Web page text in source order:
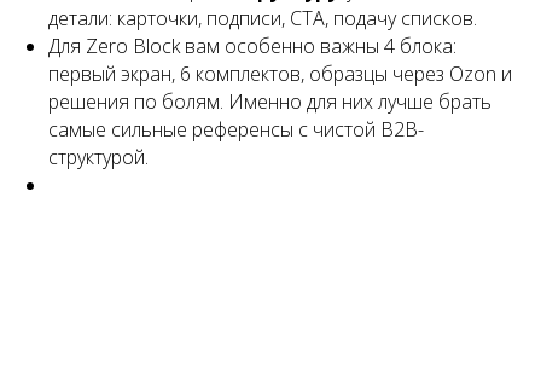
детали: карточки, подписи, CTA, подачу списков.
Для Zero Block вам особенно важны 4 блока:
первый экран, 6 комплектов, образцы через Ozon и
решения по болям. Именно для них лучше брать
самые сильные референсы с чистой B2B-
структурой.